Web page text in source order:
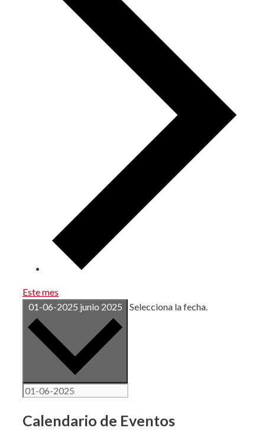
Este mes
01-06-2025 junio 2025 Selecciona la fecha.
Calendario de Eventos